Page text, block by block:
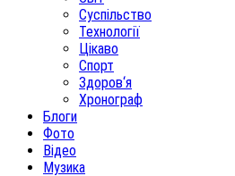
Суспільство
Технології
Цікаво
Спорт
Здоров‘я
Хронограф
Блоги
Фото
Відео
Музика